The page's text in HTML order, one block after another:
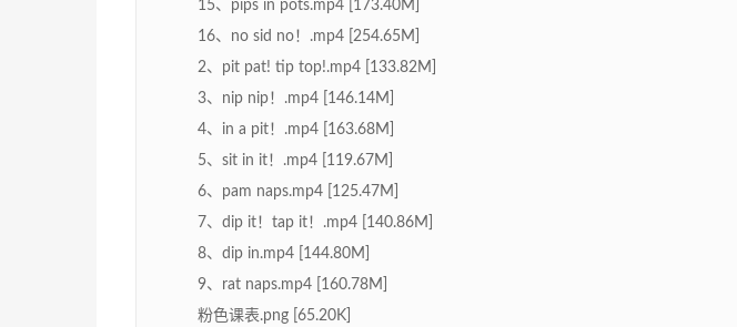
15、pips in pots.mp4 [173.40M]
16、no sid no！.mp4 [254.65M]
2、pit pat! tip top!.mp4 [133.82M]
3、nip nip！.mp4 [146.14M]
4、in a pit！.mp4 [163.68M]
5、sit in it！.mp4 [119.67M]
6、pam naps.mp4 [125.47M]
7、dip it！tap it！.mp4 [140.86M]
8、dip in.mp4 [144.80M]
9、rat naps.mp4 [160.78M]
粉色课表.png [65.20K]